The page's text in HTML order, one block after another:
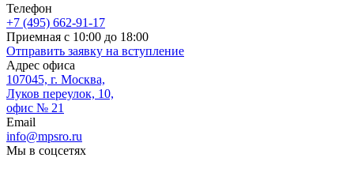
Телефон
+7 (495) 662-91-17
Приемная с 10:00 до 18:00
Отправить заявку на вступление
Адрес офиса
107045, г. Москва,
Луков переулок, 10,
офис № 21
Email
info@mpsro.ru
Мы в соцсетях